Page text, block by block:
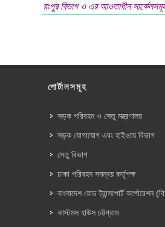
রংপুর বিভাগ ও এর আওতাধীন
পোর্টালসমূহ
সড়ক পরিবহন ও সেতু মন্ত্রণালয়
সড়ক যোগাযোগ এবং হাইওয়ে বিভাগ
সেতু বিভাগ
ঢাকা পরিবহন সমন্বয় কর্তৃপক্ষ
বাংলাদেশ রোড ট্রান্সপোর্ট কর্পোরেশন
কাস্টমস হাউস চট্টগ্রাম